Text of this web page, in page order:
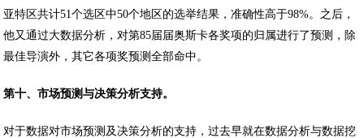
亚特区共计51个选区中50个地区的选举结果，准确性高于98%。之后，
他又通过大数据分析，对第85届届奥斯卡各奖项的归属进行了预测，除
最佳导演外，其它各项奖预测全部命中。
第十、市场预测与决策分析支持。
对于数据对市场预测及决策分析的支持，过去早就在数据分析与数据挖